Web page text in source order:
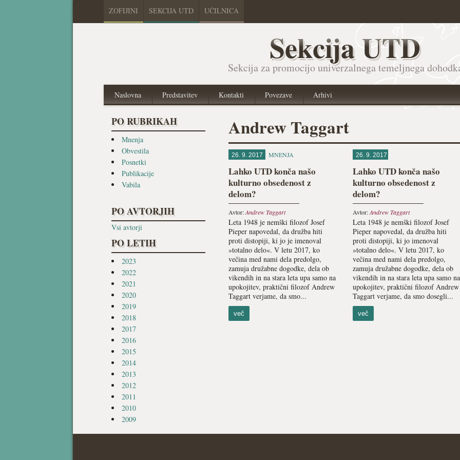
ZOFIJINI SEKCIJA UTD UČILNICA
Sekcija UTD
Sekcija za promocijo univerzalnega temeljnega
Naslovna Predstavitev Kontakti Povezave Arhivi
PO RUBRIKAH
Mnenja
Obvestila
Posnetki
Publikacije
Vabila
PO AVTORJIH
Vsi avtorji
PO LETIH
2023
2022
2021
2020
2019
2018
2017
2016
2015
2014
2013
2012
2011
2010
2009
Andrew Taggart
26. 9. 2017 MNENJA
Lahko UTD konča našo
kulturno obsedenost z
delom?
Avtor:Andrew Taggart
Leta 1948 je nemški filozof Josef
Pieper napovedal, da družba hiti
proti distopiji, ki jo je imenoval
»totalno delo«. V letu 2017, ko
večina med nami dela predolgo,
zamuja družabne dogodke, dela ob
vikendih in na stara leta upa samo na
upokojitev, praktični filozof Andrew
Taggart verjame, da smo...
več
26. 9. 2017
Lahko UTD konča našo
kulturno obsedenost z
delom?
Avtor:Andrew Taggart
Leta 1948 je nemški filozof Josef
Pieper napovedal, da družba hiti
proti distopiji, ki jo imenoval
»totalno delo«. V letu 2017, ko
večina med nami dela predolgo,
zamuja družabne dogodke, dela ob
vikendih in na stara leta upa samo na
upokojitev, praktični filozof Andrew
Taggart verjame, da smo dosegli...
več